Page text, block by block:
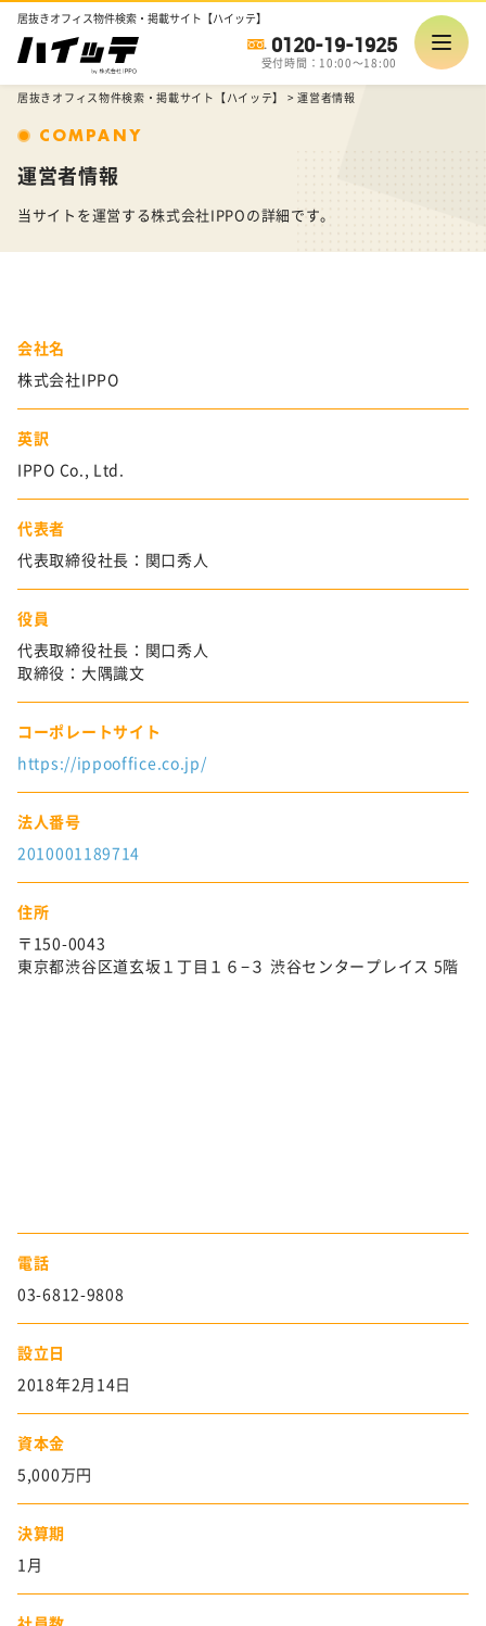
居抜きオフィス物件検索・掲載サイト【ハイッテ】
0120-19-1925
受付時間：10:00～18:00
居抜きオフィス物件検索・掲載サイト【ハイッテ】 >運営者情報
COMPANY
運営者情報
当サイトを運営する株式会社IPPOの詳細です。
会社名
株式会社IPPO
英訳
IPPO Co., Ltd.
代表者
代表取締役社長：関口秀人
役員
代表取締役社長：関口秀人
取締役：大隅識文
コーポレートサイト
https://ippooffice.co.jp/
法人番号
2010001189714
住所
〒150-0043
東京都渋谷区道玄坂１丁目１６−３ 渋谷センタープレイス 5階
電話
03-6812-9808
設立日
2018年2月14日
資本金
5,000万円
決算期
1月